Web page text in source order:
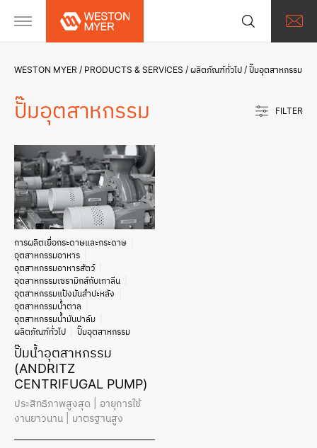
WESTON MYER PRODUCTS & SERVICES ผลิตภัณฑ์ทั่วไป ปั๊มอุตสาหกรรม
ปั๊มอุตสาหกรรม FILTER
การผลิตเยื่อกระดาษและกระดาษ
อุตสาหกรรมอาหาร
อุตสาหกรรมอาหารสัตว์
อุตสาหกรรมเซรามิกส์กับเกาลีน
อุตสาหกรรมแป้งมันสำปะหลัง
อุตสาหกรรมน้ำตาล
อุตสาหกรรมน้ำมันปาล์ม
ผลิตภัณฑ์ทั่วไป
ปั๊มอุตสาหกรรม
ปั๊มน้ำอุตสาหกรรม
(ANDRITZ
CENTRIFUGAL PUMP)
ประสิทธิภาพสูงสุด | อายุการใช้
งานยาวนาน | มาตรฐานสูง